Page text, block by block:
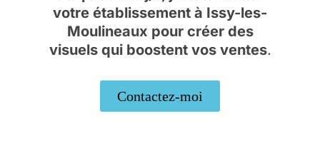
votre établissement à Issy-les-
Moulineaux pour créer des
visuels qui boostent vos ventes.
Contactez-moi